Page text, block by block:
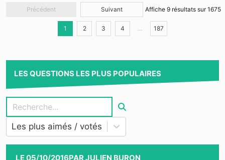
Précédent Suivant Affiche 9 résultats sur1675
1 2 3 4 187
LES QUESTIONS LES PLUS POPULAIRES
Les plus aimés / votés
LE05/10/2016PAR JULIEN BURON